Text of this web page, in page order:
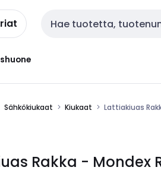
Haku
Sähkökiukaat Kiukaat Lattiakiuas
Rakka - Mondex